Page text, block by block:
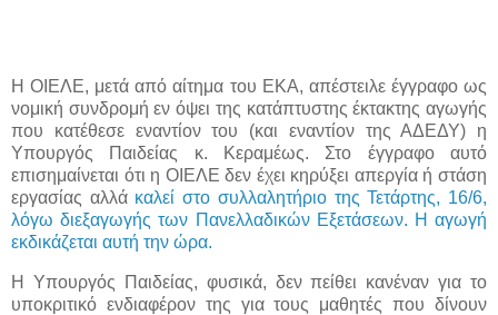
Η ΟΙΕΛΕ, μετά από αίτημα του ΕΚΑ, απέστειλε έγγραφο ως
νομική συνδρομή εν όψει της κατάπτυστης έκτακτης αγωγής
που κατέθεσε εναντίον του (και εναντίον της ΑΔΕΔΥ) η
Υπουργός Παιδείας κ. Κεραμέως. Στο έγγραφο αυτό
επισημαίνεται ότι η ΟΙΕΛΕ δεν έχει κηρύξει απεργία ή στάση
εργασίας αλλά καλεί στο συλλαλητήριο της Τετάρτης, 16/6,
λόγω διεξαγωγής των Πανελλαδικών Εξετάσεων. Η αγωγή
εκδικάζεται αυτή την ώρα.
Η Υπουργός Παιδείας, φυσικά, δεν πείθει κανέναν για το
υποκριτικό ενδιαφέρον της για τους μαθητές που δίνουν